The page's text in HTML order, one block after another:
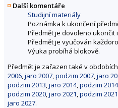
Další komentáře
Studijní materiály
Poznámka k ukončení
Předmět je dovoleno ukončit
Předmět je vyučován
Výuka probíhá blokově.
Předmět je zařazen také v obdobích
2006,jaro 2007,podzim 2007,jaro
podzim 2013,jaro 2014,podzim 2014
podzim 2020,jaro 2021,podzim 2021
jaro 2027.